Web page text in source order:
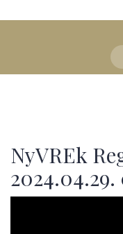
NyVREk
2024.04.29.